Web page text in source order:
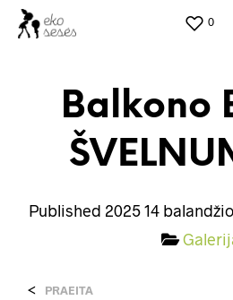
0
Balkono
Published 2025 14 balandžio
< PRAEITA